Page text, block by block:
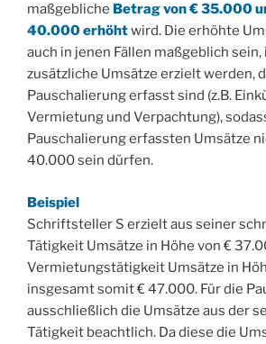
maßgebliche Betrag von € 35.000
40.000 erhöhtwird. Die erhöhte
auch in jenen Fällen maßgeblich sein,
zusätzliche Umsätze erzielt werden,
Pauschalierung erfasst sind (z.B.
Vermietung und Verpachtung),
Pauschalierung erfassten Umsätze
40.000 sein dürfen.
Beispiel
Schriftsteller S erzielt aus seiner
Tätigkeit Umsätze in Höhe von €
Vermietungstätigkeit Umsätze in
insgesamt somit € 47.000. Für die
ausschließlich die Umsätze aus der
Tätigkeit beachtlich. Da diese die